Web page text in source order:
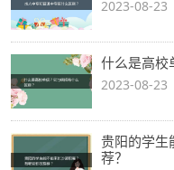
2023-08-23
什么是高校
2023-08-23
贵阳的学生
荐？